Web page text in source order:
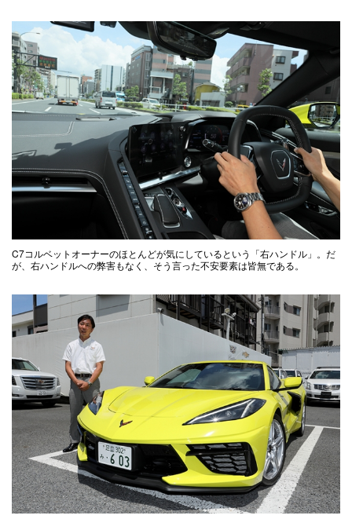
C7コルベットオーナーのほとんどが気にしているという「右ハンドル」。だ
が、右ハンドルへの弊害もなく、そう言った不安要素は皆無である。